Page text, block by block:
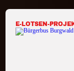
E-LOTSEN-